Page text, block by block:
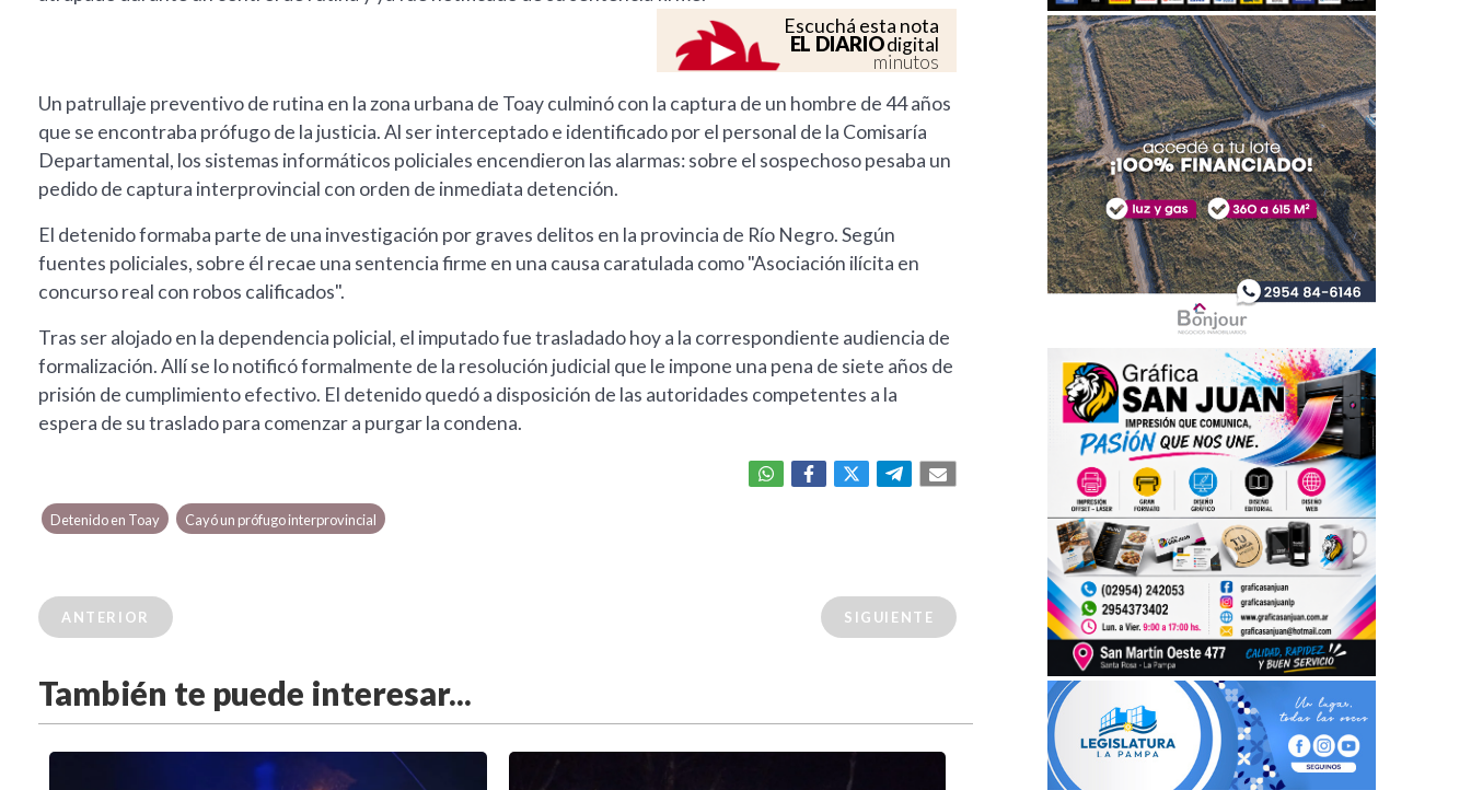
Escuchá esta nota
EL DIARIOdigital
minutos
Un patrullaje preventivo de rutina en la zona urbana de Toay culminó con la captura de un hombre de 44 años
que se encontraba prófugo de la justicia. Al ser interceptado e identificado por el personal de la Comisaría
Departamental, los sistemas informáticos policiales encendieron las alarmas: sobre el sospechoso pesaba un
pedido de captura interprovincial con orden de inmediata detención.
El detenido formaba parte de una investigación por graves delitos en la provincia de Río Negro. Según
fuentes policiales, sobre él recae una sentencia firme en una causa caratulada como "Asociación ilícita en
concurso real con robos calificados".
Tras ser alojado en la dependencia policial, el imputado fue trasladado hoy a la correspondiente audiencia de
formalización. Allí se lo notificó formalmente de la resolución judicial que le impone una pena de siete años de
prisión de cumplimiento efectivo. El detenido quedó a disposición de las autoridades competentes a la
espera de su traslado para comenzar a purgar la condena.
Detenido en Toay Cayó un prófugo interprovincial
ANTERIOR SIGUIENTE
También te puede interesar...